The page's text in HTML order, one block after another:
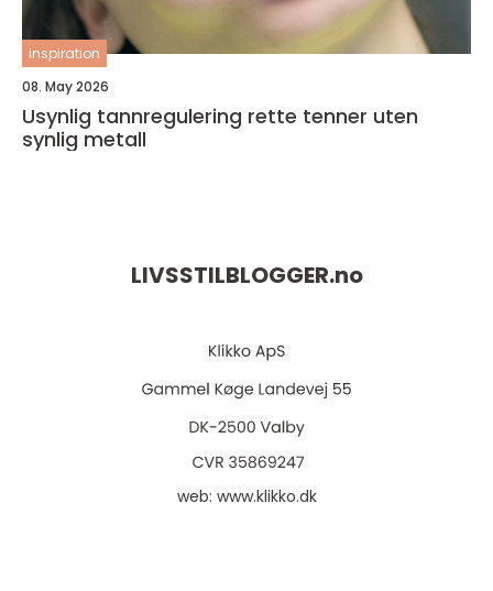
inspiration
08. May 2026
Usynlig tannregulering rette tenner uten
synlig metall
LIVSSTILBLOGGER.no
web: www.klikko.dk